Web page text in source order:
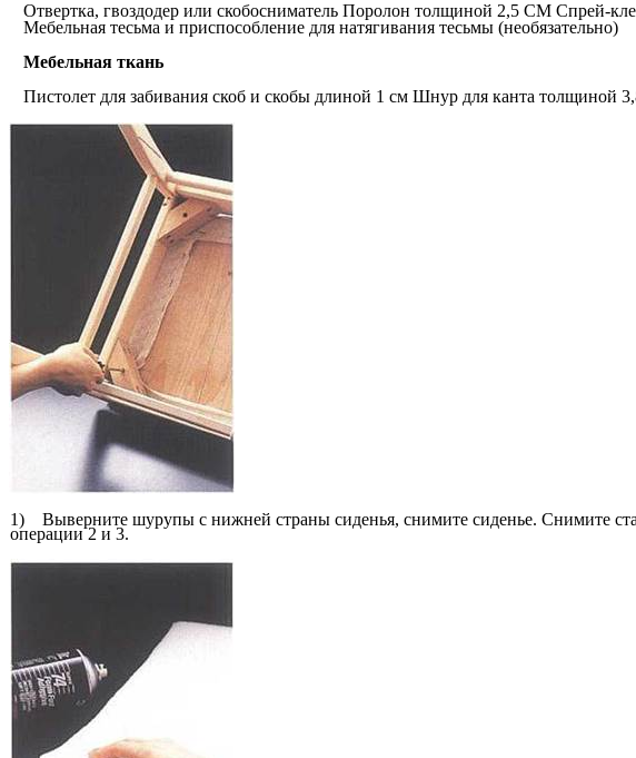
Отвертка, гвоздодер или скобосниматель Поролон толщиной 2,5 СМ Спрей-
Мебельная тесьма и приспособление для натягивания тесьмы (необязательно)
Мебельная ткань
Пистолет для забивания скоб и скобы длиной 1 см Шнур для канта толщиной
1) Выверните шурупы с нижней страны сиденья, снимите сиденье. Снимите
операции 2 и 3.